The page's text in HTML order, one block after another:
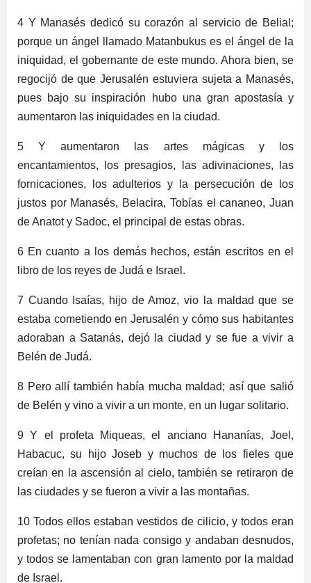
4 Y Manasés dedicó su corazón al servicio de Belial;
porque un ángel llamado Matanbukus es el ángel de la
iniquidad, el gobernante de este mundo. Ahora bien, se
regocijó de que Jerusalén estuviera sujeta a Manasés,
pues bajo su inspiración hubo una gran apostasía y
aumentaron las iniquidades en la ciudad.
5 Y aumentaron las artes mágicas y los
encantamientos, los presagios, las adivinaciones, las
fornicaciones, los adulterios y la persecución de los
justos por Manasés, Belacira, Tobías el cananeo, Juan
de Anatot y Sadoc, el principal de estas obras.
6 En cuanto a los demás hechos, están escritos en el
libro de los reyes de Judá e Israel.
7 Cuando Isaías, hijo de Amoz, vio la maldad que se
estaba cometiendo en Jerusalén y cómo sus habitantes
adoraban a Satanás, dejó la ciudad y se fue a vivir a
Belén de Judá.
8 Pero allí también había mucha maldad; así que salió
de Belén y vino a vivir a un monte, en un lugar solitario.
9 Y el profeta Miqueas, el anciano Hananías, Joel,
Habacuc, su hijo Joseb y muchos de los fieles que
creían en la ascensión al cielo, también se retiraron de
las ciudades y se fueron a vivir a las montañas.
10 Todos ellos estaban vestidos de cilicio, y todos eran
profetas; no tenían nada consigo y andaban desnudos,
y todos se lamentaban con gran lamento por la maldad
de Israel.